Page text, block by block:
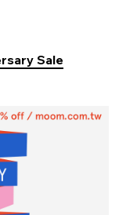
Sale